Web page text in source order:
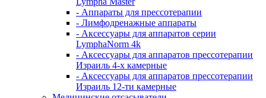
- Аппараты для прессотерапии
- Лимфодренажные аппараты
- Аксессуары для аппаратов серии
LymphaNorm 4k
- Аксессуары для аппаратов прессотерапии
Израиль 4-х камерные
- Аксессуары для аппаратов прессотерапии
Израиль 12-ти камерные